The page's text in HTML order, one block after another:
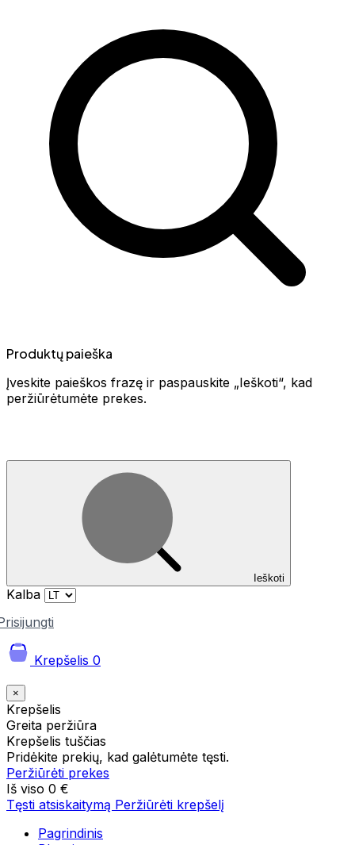
Produktų paieška
Įveskite paieškos frazę ir paspauskite „Ieškoti“, kad
peržiūrėtumėte prekes.
Ieškoti
Kalba
Krepšelis 0
×
Krepšelis
Greita peržiūra
Krepšelis tuščias
Pridėkite prekių, kad galėtumėte tęsti.
Peržiūrėti prekes
Iš viso 0 €
Tęsti atsiskaitymą Peržiūrėti krepšelį
Pagrindinis